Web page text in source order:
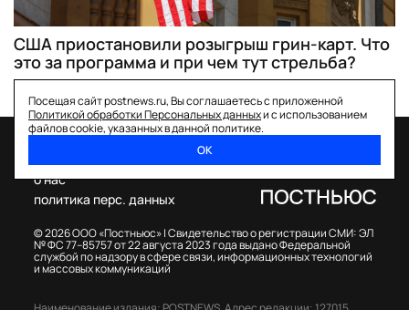
США приостановили розыгрыш грин-карт. Что
это за программа и при чем тут стрельба?
Посещая сайт postnews.ru, Вы соглашаетесь с приложенной
Политикой обработки Персональных данныхи с использованием
файлов cookie, указанных в данной политике.
ОК
© 2026 ООО «Постньюс» |Свидетельство о регистрации СМИ: ЭЛ
№ ФС 77–85757 от 22 августа 2023 года выдано Федеральной
службой по надзору в сфере связи, информационных технологий
и массовых коммуникаций
о нас
политика перс. данных